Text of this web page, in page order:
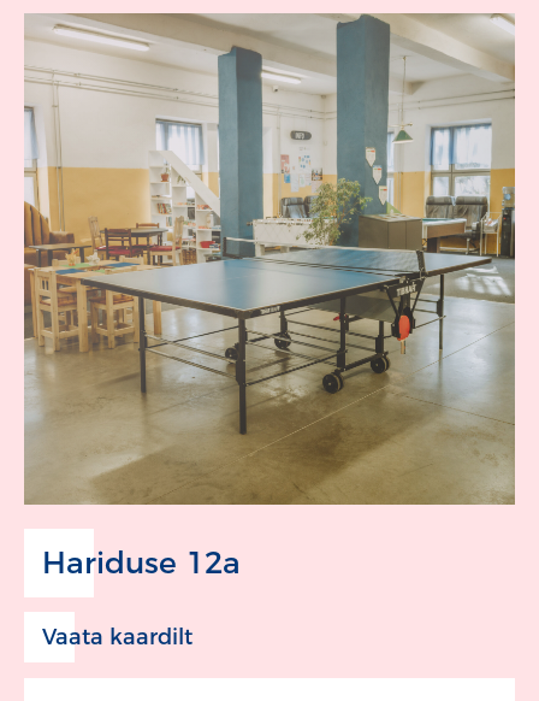
Hariduse 12a
Vaata kaardilt